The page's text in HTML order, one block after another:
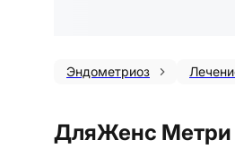
Эндометриоз
ДляЖенс Метри